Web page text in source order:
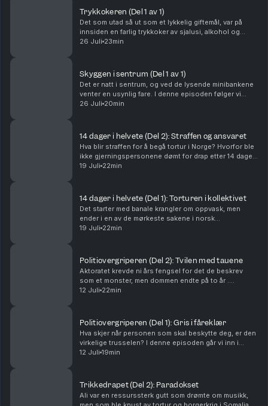
Trykkokeren (Del 1 av 1)
Det som utad så ut som et lykkelig giftemål, var på
innsiden en farlig trykkoker av sjalusi, alkohol og
økonomisk maktbalanse. Det får sønnene oppleve på
26 Juli 23min
Skyggen i sentrum (Del 1 av 1)
Det er natt i sentrum, og ved de lysende minibankene
venter en usynlig fare. I denne episoden følger vi
saken mot Amina, som sammen med flere andre
26 Juli 20min
14 dager i helvete (Del 2): Straffen og ansvaret
Hva blir straffen for å begå tortur i Norge? Hvorfor ble
ikke gjerningspersonene dømt for drap etter 14 dager
med systematisk tortur? Del 2 av 2Ansvarlig redaktør
19 Juli 22min
14 dager i helvete (Del 1): Torturen i kollektivet
Det starter med banale krangler om oppvask, men
ender i en av de mørkeste sakene i norsk
rettshistorie. I denne episoden av Dømt følger vi de
19 Juli 22min
Politiovergriperen (Del 2): Tvilen med tauene
Aktoratet krevde ni års fengsel for det de beskrev
som et monster, men dommen endte på to år .
Hvordan er det mulig? Denne episoden forklarer
12 Juli 22min
Politiovergriperen (Del 1): Gris i fåreklær
Hva skjer når personen som skal beskytte deg, er den
virkelige trusselen? I denne episoden går vi inn i
mørket til Geir, en erfaren og respektert politimann
12 Juli 19min
Trikkedrapet (Del 2): Paradokset
Ali var en ressurssterk gutt som drømte om musikk,